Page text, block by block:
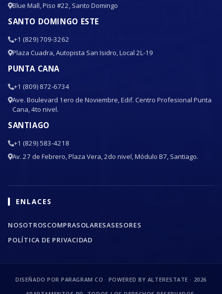
Blue Mall, Piso #22, Santo Domingo
SANTO DOMINGO ESTE
+1 (829) 709-3262
Plaza Cuadra, Autopista San Isidro, Local 2L-19
PUNTA CANA
+1 (809) 872-6734
Ave. Boulevard 1ero de Noviembre, Edif. Centro Profesional Punta
Cana, 4to nivel.
SANTIAGO
+1 (829) 583-4218
Av. 27 de Febrero, Plaza Vera, 2do nivel, Módulo B7, Santiago.
ENLACES
NOSOTROSCOMPRASOLARESASESORES
POLÍTICA DE PRIVACIDAD
DISEÑADO POR PARAGRAM CO · POWERED BY ALTERESTATE · 2026